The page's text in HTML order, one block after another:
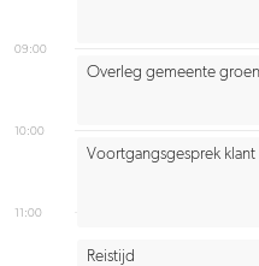
09:00
10:00
11:00
Voortgangsgesprek klant
Overleg gemeente
Reistijd